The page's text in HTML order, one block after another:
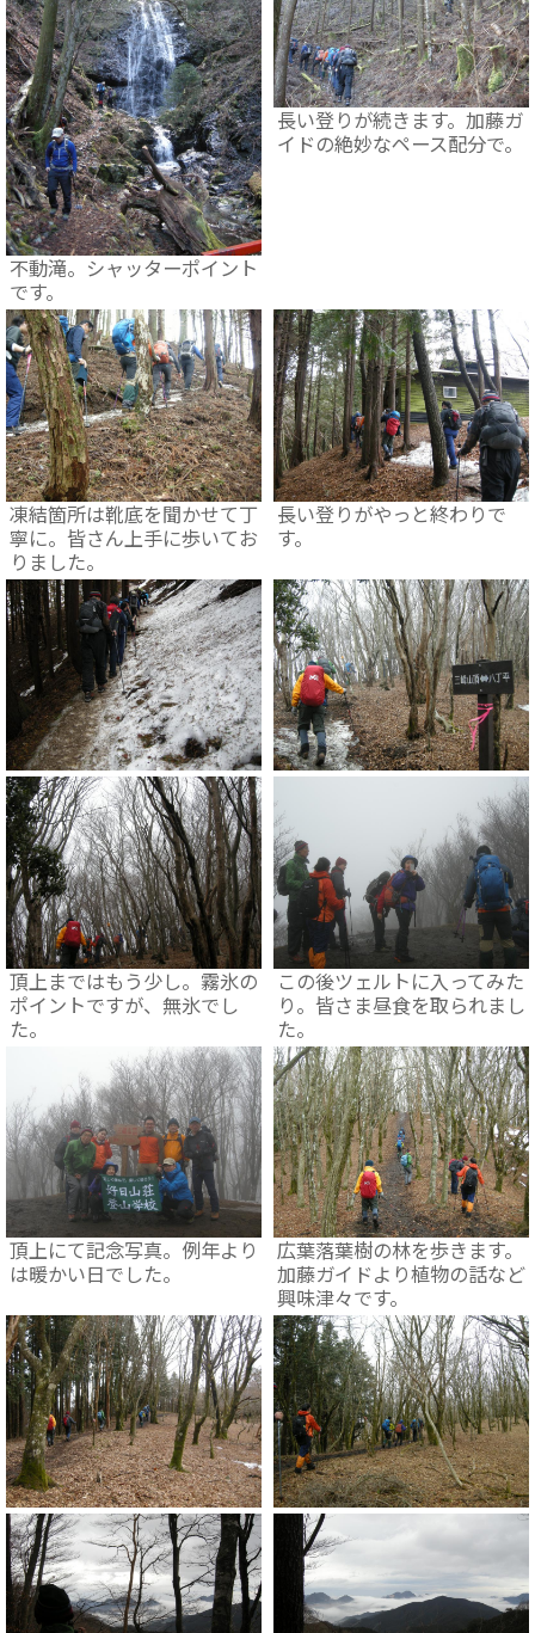
不動滝。シャッターポイント
です。
長い登りが続きます。加藤ガ
イドの絶妙なペース配分で。
凍結箇所は靴底を聞かせて丁
寧に。皆さん上手に歩いてお
りました。
長い登りがやっと終わりで
す。
頂上まではもう少し。霧氷の
ポイントですが、無氷でし
た。
この後ツェルトに入ってみた
り。皆さま昼食を取られまし
た。
頂上にて記念写真。例年より
は暖かい日でした。
広葉落葉樹の林を歩きます。
加藤ガイドより植物の話など
興味津々です。